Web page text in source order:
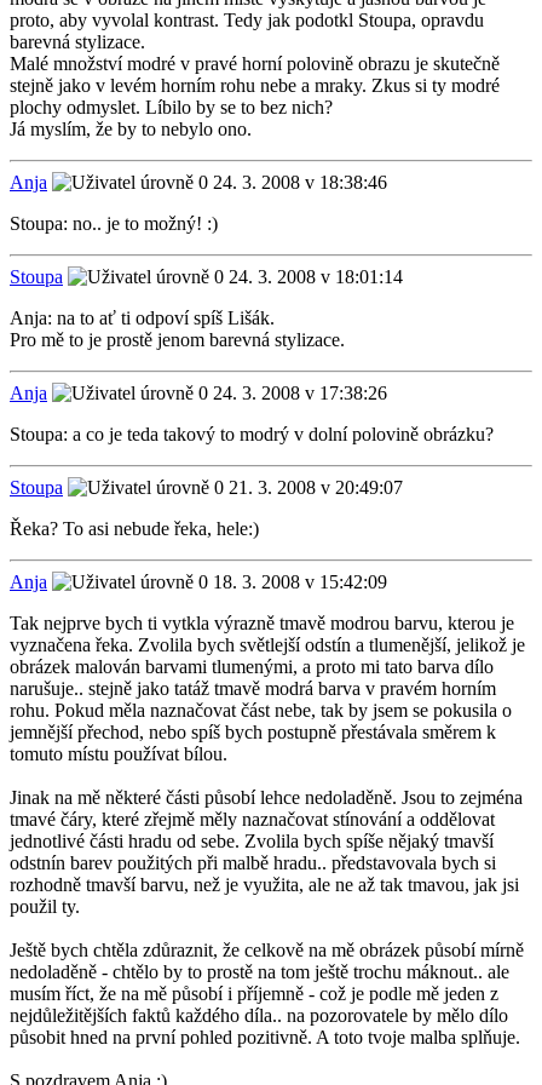
proto, aby vyvolal kontrast. Tedy jak podotkl Stoupa, opravdu
barevná stylizace.
Malé množství modré v pravé horní polovině obrazu je skutečně
stejně jako v levém horním rohu nebe a mraky. Zkus si ty modré
plochy odmyslet. Líbilo by se to bez nich?
Já myslím, že by to nebylo ono.
Anja
24. 3. 2008 v 18:38:46
Stoupa: no.. je to možný! :)
Stoupa
24. 3. 2008 v 18:01:14
Anja: na to ať ti odpoví spíš Lišák.
Pro mě to je prostě jenom barevná stylizace.
Anja
24. 3. 2008 v 17:38:26
Stoupa: a co je teda takový to modrý v dolní polovině obrázku?
Stoupa
21. 3. 2008 v 20:49:07
Řeka? To asi nebude řeka, hele:)
Anja
18. 3. 2008 v 15:42:09
Tak nejprve bych ti vytkla výrazně tmavě modrou barvu, kterou je
vyznačena řeka. Zvolila bych světlejší odstín a tlumenější, jelikož je
obrázek malován barvami tlumenými, a proto mi tato barva dílo
narušuje.. stejně jako tatáž tmavě modrá barva v pravém horním
rohu. Pokud měla naznačovat část nebe, tak by jsem se pokusila o
jemnější přechod, nebo spíš bych postupně přestávala směrem k
tomuto místu používat bílou.
Jinak na mě některé části působí lehce nedoladěně. Jsou to zejména
tmavé čáry, které zřejmě měly naznačovat stínování a oddělovat
jednotlivé části hradu od sebe. Zvolila bych spíše nějaký tmavší
odstnín barev použitých při malbě hradu.. představovala bych si
rozhodně tmavší barvu, než je využita, ale ne až tak tmavou, jak jsi
použil ty.
Ještě bych chtěla zdůraznit, že celkově na mě obrázek působí mírně
nedoladěně - chtělo by to prostě na tom ještě trochu máknout.. ale
musím říct, že na mě působí i příjemně - což je podle mě jeden z
nejdůležitějších faktů každého díla.. na pozorovatele by mělo dílo
působit hned na první pohled pozitivně. A toto tvoje malba splňuje.
S pozdravem Anja :)